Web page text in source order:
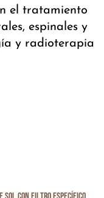
el tratamiento
espinales y
y radioterapia